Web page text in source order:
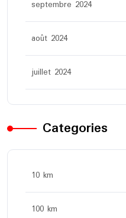
septembre 2024
août 2024
juillet 2024
Categories
10 km
100 km